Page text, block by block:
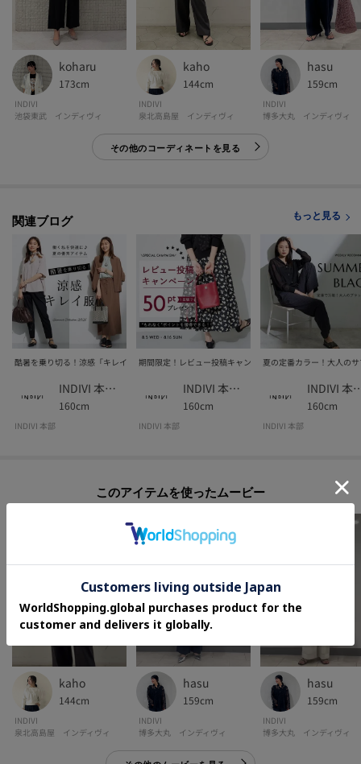
koharu
173cm
INDIVI
池袋東武 インディヴィ
kaho
144cm
INDIVI
泉北高島屋 インディヴィ
hasu
159cm
INDIVI
博多大丸 インディヴィ
その他のコーディネートを見る
関連ブログ もっと見る
酷暑を乗り切る！涼感「キレイ服」
INDIVI 本部スタッフ
160cm
INDIVI 本部
期間限定！レビュー投稿キャンペーン★
INDIVI 本部スタッフ
160cm
INDIVI 本部
夏の定番カラー！大人の
INDIVI
160cm
INDIVI 本部
このアイテムを使ったムービー
kaho
144cm
INDIVI
泉北高島屋 インディヴィ
hasu
159cm
INDIVI
博多大丸 インディヴィ
hasu
159cm
INDIVI
博多大丸 インディヴィ